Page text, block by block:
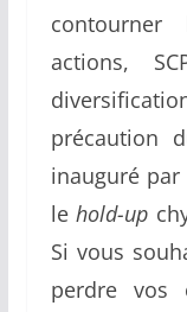
actions,
précaution
inauguré
lehold-up
Si vous
perdre vos